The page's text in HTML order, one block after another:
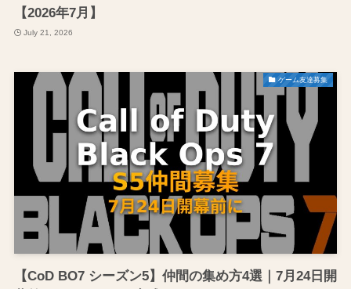
【2026年7月】
July 21, 2026
ゲーム友達募集
【CoD BO7 シーズン5】仲間の集め方4選｜7月24日開